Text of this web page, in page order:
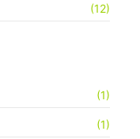
(12)
(1)
(1)